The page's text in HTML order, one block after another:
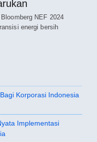
NEF 2024
energi bersih
Korporasi Indonesia
Implementasi